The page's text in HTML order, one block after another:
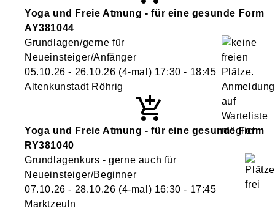
Yoga und Freie Atmung - für eine gesunde Form
AY381044
Grundlagen/gerne für
Neueinsteiger/Anfänger
05.10.26 - 26.10.26 (4-mal) 17:30 - 18:45
Altenkunstadt Röhrig
Yoga und Freie Atmung - für eine gesunde Form
RY381040
Grundlagenkurs - gerne auch für
Neueinsteiger/Beginner
07.10.26 - 28.10.26 (4-mal) 16:30 - 17:45
Marktzeuln